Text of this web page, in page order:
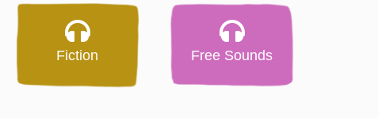
Fiction Free Sounds